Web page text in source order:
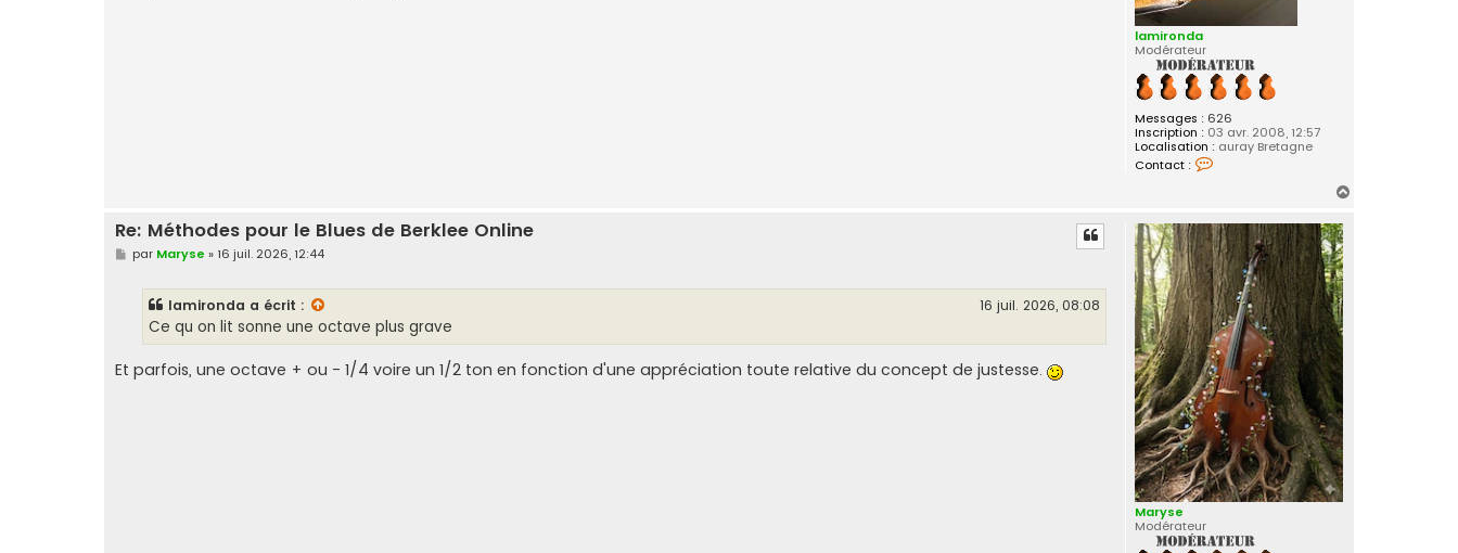
lamironda
Modérateur
Messages : 626
Inscription : 03 avr. 2008, 12:57
Localisation : auray Bretagne
Contact :
c
t
e
r
l
a
m
i
r
o
n
d
a
Maryse
Modérateur
Re: Méthodes pour le Blues de Berklee Online
M
e
par Maryse » 16 juil. 2026, 12:44
lamironda a écrit : 16 juil. 2026, 08:08
Ce qu on lit sonne une octave plus grave
Et parfois, une octave + ou - 1/4 voire un 1/2 ton en fonction d'une appréciation toute relative du concept de justesse.